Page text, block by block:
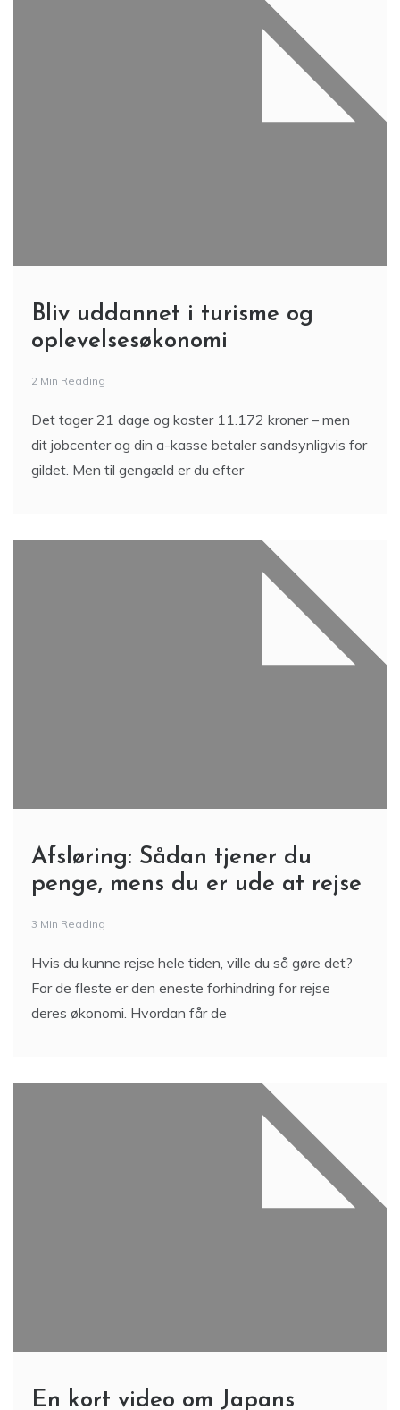
Bliv uddannet i turisme og
oplevelsesøkonomi
2 Min Reading
Det tager 21 dage og koster 11.172 kroner – men
dit jobcenter og din a-kasse betaler sandsynligvis for
gildet. Men til gengæld er du efter
Afsløring: Sådan tjener du
penge, mens du er ude at rejse
3 Min Reading
Hvis du kunne rejse hele tiden, ville du så gøre det?
For de fleste er den eneste forhindring for rejse
deres økonomi. Hvordan får de
En kort video om Japans